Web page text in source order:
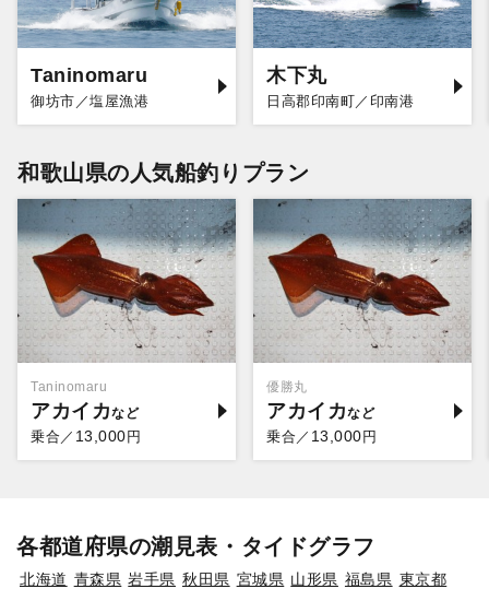
Taninomaru
御坊市／塩屋漁港
木下丸
日高郡印南町／印南港
和歌山県の人気船釣りプラン
Taninomaru
アカイカ
乗合／ 13,000円
優勝丸
アカイカ
乗合／ 13,000円
各都道府県の潮見表・タイドグラフ
北海道 青森県 岩手県 秋田県 宮城県 山形県 福島県 東京都